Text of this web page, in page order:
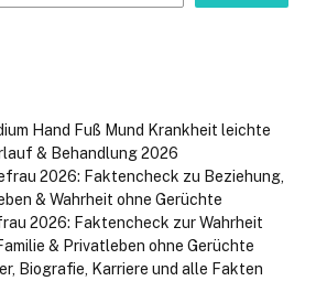
Hand Fuß Mund Krankheit leichte
& Behandlung 2026
2026: Faktencheck zu Beziehung,
& Wahrheit ohne Gerüchte
2026: Faktencheck zur Wahrheit
& Privatleben ohne Gerüchte
Biografie, Karriere und alle Fakten